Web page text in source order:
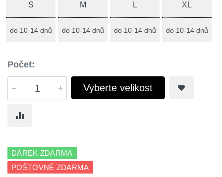
S
do 10-14 dnů
M
do 10-14 dnů
L
do 10-14 dnů
XL
do 10-14 dnů
Počet:
Vyberte velikost
DÁREK ZDARMA
POŠTOVNÉ ZDARMA